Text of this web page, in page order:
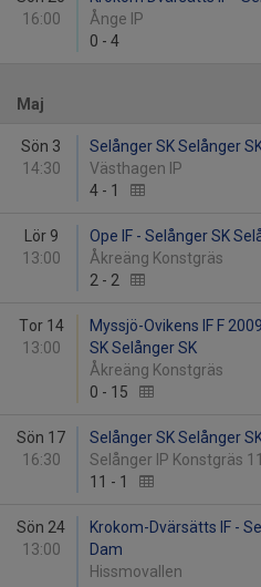
16:00
Ånge IP
0 - 4
Maj
Sön 3
14:30
Selånger SK Selånger
Västhagen IP
4 - 1
Lör 9
13:00
Ope IF - Selånger SK
Åkreäng Konstgräs
2 - 2
Tor 14
13:00
Myssjö-Ovikens IF F
SK Selånger SK
Åkreäng Konstgräs
0 - 15
Sön 17
16:30
Selånger SK Selånger
Selånger IP Konstgräs
11 - 1
Sön 24
13:00
Krokom-Dvärsätts IF -
Dam
Hissmovallen